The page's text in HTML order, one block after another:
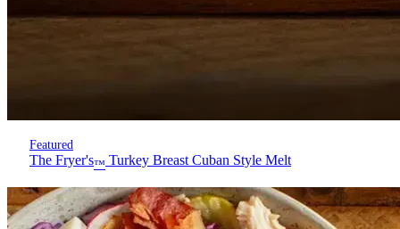
Featured
The Fryer's™ Turkey Breast Cuban Style Melt